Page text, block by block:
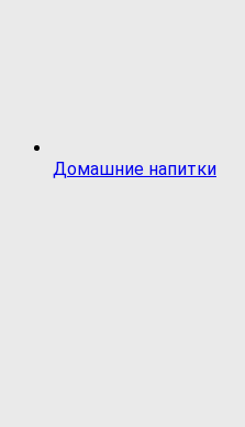
Домашние напитки